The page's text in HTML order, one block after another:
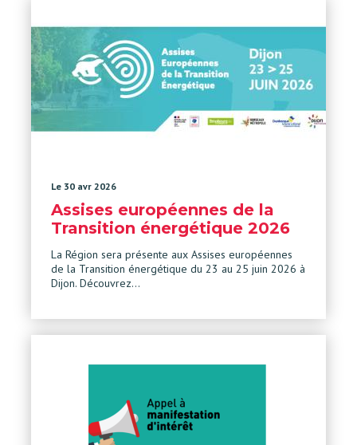
Le 30 avr 2026
Assises européennes de la
Transition énergétique 2026
La Région sera présente aux Assises européennes
de la Transition énergétique du 23 au 25 juin 2026 à
Dijon. Découvrez…